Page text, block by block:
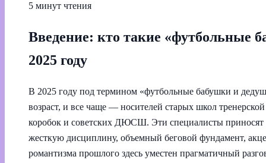
5 минут чтения
Введение: кто такие «футбольные
2025 году
В 2025 году под термином «футбольные бабушки и
возраст, и все чаще — носителей старых школ
коробок и советских ДЮСШ. Эти специалисты приносят
жесткую дисциплину, объемный беговой фундамент,
романтизма прошлого здесь уместен прагматичный